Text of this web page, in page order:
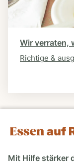
Wir verraten,
Richtige &
Mit Hilfe stärker